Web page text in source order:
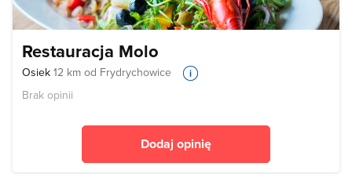
Restauracja Molo
Osiek 12 km od Frydrychowice
Brak opinii
Dodaj opinię